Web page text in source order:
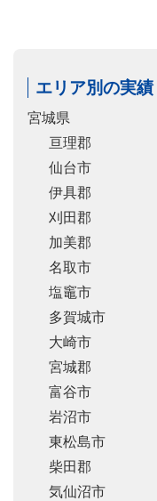
エリア別の実績
宮城県
亘理郡
仙台市
伊具郡
刈田郡
加美郡
名取市
塩竈市
多賀城市
大崎市
宮城郡
富谷市
岩沼市
東松島市
柴田郡
気仙沼市